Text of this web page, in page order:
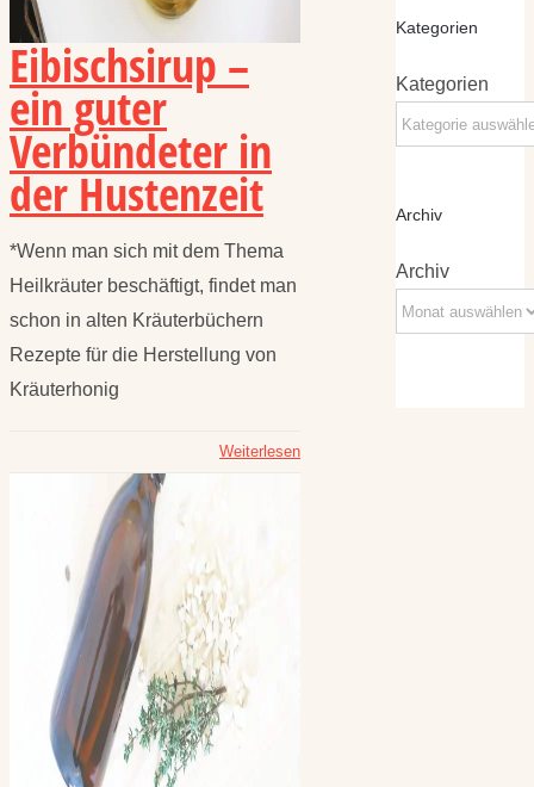
Eibischsirup –
ein guter
Verbündeter in
der Hustenzeit
*Wenn man sich mit dem Thema
Heilkräuter beschäftigt, findet man
schon in alten Kräuterbüchern
Rezepte für die Herstellung von
Kräuterhonig
Weiterlesen
Kategorien
Kategorien
Archiv
Archiv